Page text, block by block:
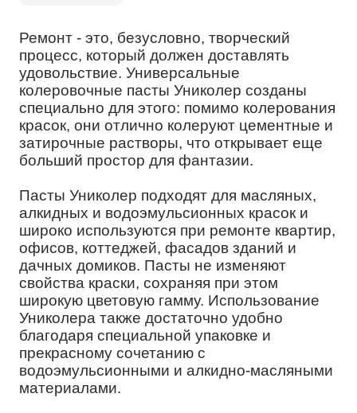
Ремонт - это, безусловно, творческий
процесс, который должен доставлять
удовольствие. Универсальные
колеровочные пасты Униколер созданы
специально для этого: помимо колерования
красок, они отлично колеруют цементные и
затирочные растворы, что открывает еще
больший простор для фантазии.
Пасты Униколер подходят для масляных,
алкидных и водоэмульсионных красок и
широко используются при ремонте квартир,
офисов, коттеджей, фасадов зданий и
дачных домиков. Пасты не изменяют
свойства краски, сохраняя при этом
широкую цветовую гамму. Использование
Униколера также достаточно удобно
благодаря специальной упаковке и
прекрасному сочетанию с
водоэмульсионными и алкидно-масляными
материалами.